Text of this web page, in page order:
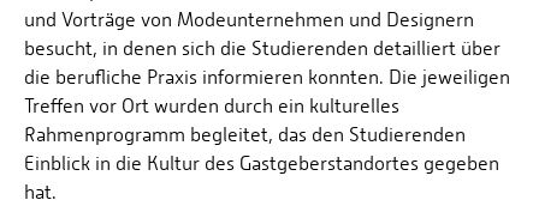
und Vorträge von Modeunternehmen und Designern
besucht, in denen sich die Studierenden detailliert über
die berufliche Praxis informieren konnten. Die jeweiligen
Treffen vor Ort wurden durch ein kulturelles
Rahmenprogramm begleitet, das den Studierenden
Einblick in die Kultur des Gastgeberstandortes gegeben
hat.